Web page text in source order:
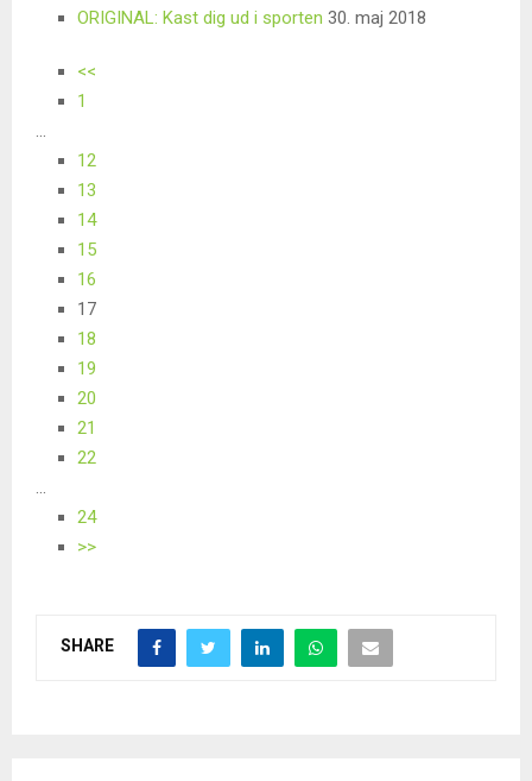
ORIGINAL: Kast dig ud i sporten 30. maj 2018
<<
1
12
13
14
15
16
17
18
19
20
21
22
24
>>
SHARE